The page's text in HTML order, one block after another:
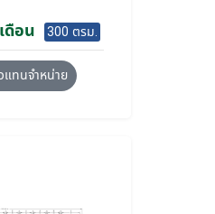
ดือน 300 ตรม.
ทนจำหน่าย